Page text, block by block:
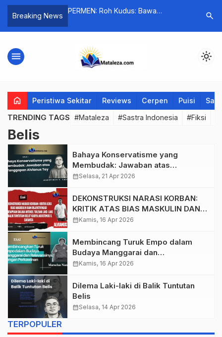
Breaking News
PERMEN: Roh Kudus: Bawa
Komunikasi, Edisi Hari Raya
Pentakosta
Sudut
search
menu light_mode
home Peristiwa Sekitar Reviews Cerpen Puisi
TRENDING TAGS #Mataleza #Sastra Indonesia #Fiksi
Belis
Bahaya Konservatisme yang
Membudak: Jawaban atas
Tanggapan Alvianus Tay
calendar_monthSelasa, 21 Apr 2026
DEKONSTRUKSI NARASI KORBAN:
KRITIK ATAS BIAS MASKULIN DAN
OBJEKTIVIKASI PEREMPUAN
LAKI DI BALIK TUNTUTAN BELIS”
KARYA AGUSTINUS S. SASMITA
calendar_monthKamis, 16 Apr 2026
Membincang Turuk Empo dalam
Budaya Manggarai dan
Relevansinya dengan Perkawinan
calendar_monthKamis, 16 Apr 2026
Dilema Laki-laki di Balik Tuntutan
Belis
calendar_monthSelasa, 14 Apr 2026
TERPOPULER